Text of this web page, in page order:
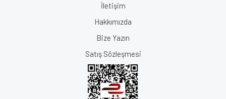
İletişim
Hakkımızda
Bize Yazın
Satış Sözleşmesi